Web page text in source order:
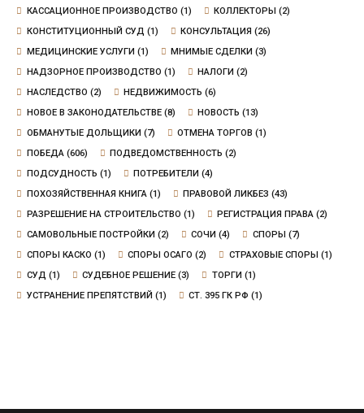
КАССАЦИОННОЕ ПРОИЗВОДСТВО (1) КОЛЛЕКТОРЫ (2)
КОНСТИТУЦИОННЫЙ СУД (1) КОНСУЛЬТАЦИЯ (26)
МЕДИЦИНСКИЕ УСЛУГИ (1) МНИМЫЕ СДЕЛКИ (3)
НАДЗОРНОЕ ПРОИЗВОДСТВО (1) НАЛОГИ (2)
НАСЛЕДСТВО (2) НЕДВИЖИМОСТЬ (6)
НОВОЕ В ЗАКОНОДАТЕЛЬСТВЕ(8) НОВОСТЬ (13)
ОБМАНУТЫЕ ДОЛЬЩИКИ (7) ОТМЕНА ТОРГОВ (1)
ПОБЕДА(606) ПОДВЕДОМСТВЕННОСТЬ (2)
ПОДСУДНОСТЬ (1) ПОТРЕБИТЕЛИ (4)
ПОХОЗЯЙСТВЕННАЯ КНИГА(1) ПРАВОВОЙ ЛИКБЕЗ (43)
РАЗРЕШЕНИЕ НА СТРОИТЕЛЬСТВО (1) РЕГИСТРАЦИЯ ПРАВА (2)
САМОВОЛЬНЫЕ ПОСТРОЙКИ (2) СОЧИ (4) СПОРЫ (7)
СПОРЫ КАСКО (1) СПОРЫ ОСАГО (2) СТРАХОВЫЕ СПОРЫ (1)
СУД (1) СУДЕБНОЕ РЕШЕНИЕ (3) ТОРГИ (1)
УСТРАНЕНИЕ ПРЕПЯТСТВИЙ (1) СТ. 395 ГК РФ (1)